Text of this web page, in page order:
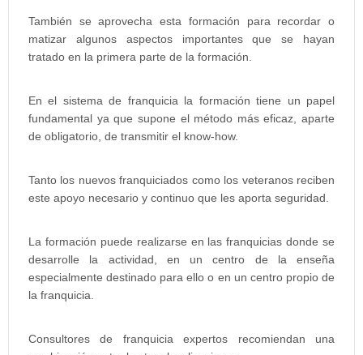
También se aprovecha esta formación para recordar o
matizar algunos aspectos importantes que se hayan
tratado en la primera parte de la formación.
En el sistema de franquicia la formación tiene un papel
fundamental ya que supone el método más eficaz, aparte
de obligatorio, de transmitir el know-how.
Tanto los nuevos franquiciados como los veteranos reciben
este apoyo necesario y continuo que les aporta seguridad.
La formación puede realizarse en las franquicias donde se
desarrolle la actividad, en un centro de la enseña
especialmente destinado para ello o en un centro propio de
la franquicia.
Consultores de franquicia expertos recomiendan una